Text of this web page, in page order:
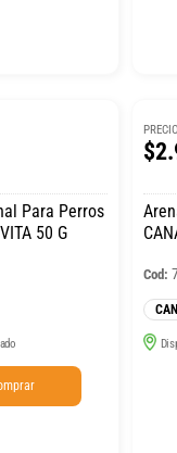
Para Perros
50 G
PRECIO
Cod: